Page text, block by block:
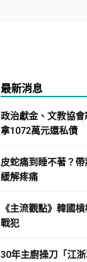
最新消息
政治獻金、文教協
拿1072萬元還私債
皮蛇痛到睡不著？
緩解疼痛
《主流觀點》韓國
戰犯
30年主廚操刀「江